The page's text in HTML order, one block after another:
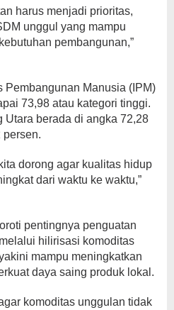
harus menjadi prioritas,
unggul yang mampu
pembangunan,”
Pembangunan Manusia (IPM)
73,98 atau kategori tinggi.
Utara berada di angka 72,28
persen.
dorong agar kualitas hidup
dari waktu ke waktu,”
pentingnya penguatan
hilirisasi komoditas
mampu meningkatkan
daya saing produk lokal.
komoditas unggulan tidak